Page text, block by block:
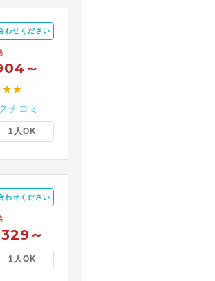
わせください
～
チコミ
1人OK
わせください
～
1人OK